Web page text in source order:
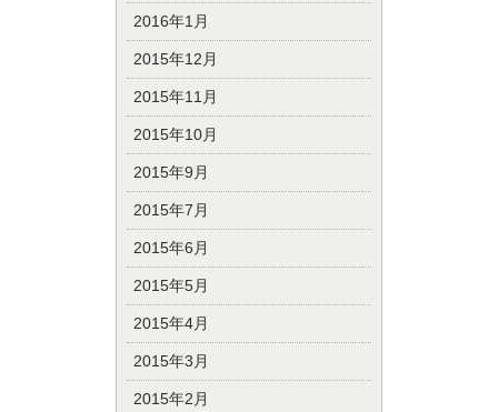
2016年1月
2015年12月
2015年11月
2015年10月
2015年9月
2015年7月
2015年6月
2015年5月
2015年4月
2015年3月
2015年2月